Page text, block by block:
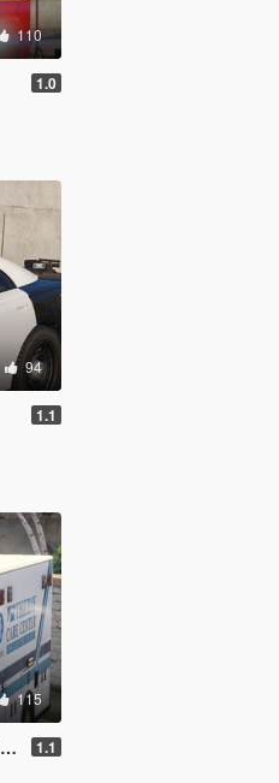
110
1.0
94
1.1
115
1.1